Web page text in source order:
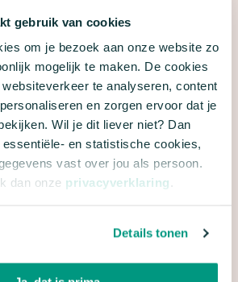
gebruik van cookies
om je bezoek aan onze website zo
mogelijk te maken. De cookies
te analyseren, content
en zorgen ervoor dat je
Wil je dit liever niet? Dan
en statistische cookies,
vast over jou als persoon.
dan onze privacyverklaring .
Details tonen
noodzaak om voortdurend
te gebruiken. Ook kunnen wij
een product verlengen door het
of onderdelen die
). Door in plaats van iets nieuw te
we de druk op grondstoffen en
afvalproductie.
recycling(recycle